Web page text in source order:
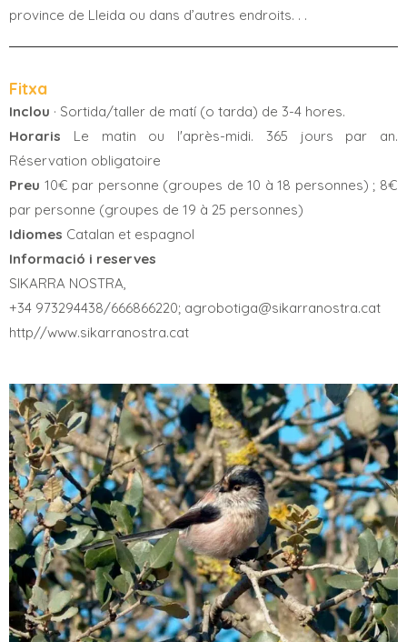
province de Lleida ou dans d’autres endroits. . .
Fitxa
Inclou · Sortida/taller de matí (o tarda) de 3-4 hores.
Horaris Le matin ou l'après-midi. 365 jours par an.
Réservation obligatoire
Preu 10€ par personne (groupes de 10 à 18 personnes) ; 8€
par personne (groupes de 19 à 25 personnes)
Idiomes Catalan et espagnol
Informació i reserves
SIKARRA NOSTRA,
+34 973294438/666866220; agrobotiga@sikarranostra.cat
http//www.sikarranostra.cat